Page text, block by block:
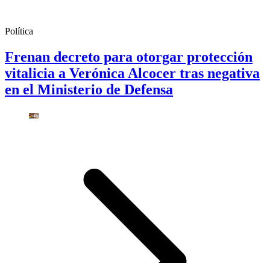
Política
Frenan decreto para otorgar protección
vitalicia a Verónica Alcocer tras negativa
en el Ministerio de Defensa